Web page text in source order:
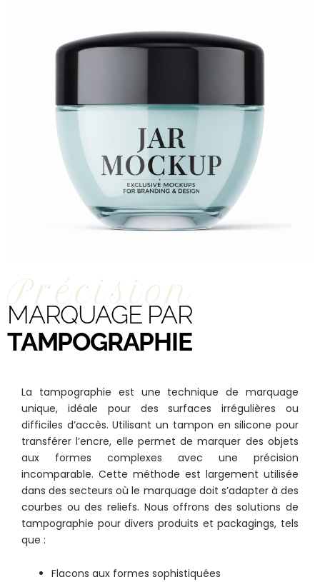
Précision
MARQUAGE PAR
TAMPOGRAPHIE
La tampographie est une technique de marquage
unique, idéale pour des surfaces irrégulières ou
difficiles d’accès. Utilisant un tampon en silicone pour
transférer l’encre, elle permet de marquer des objets
aux formes complexes avec une précision
incomparable. Cette méthode est largement utilisée
dans des secteurs où le marquage doit s’adapter à des
courbes ou des reliefs. Nous offrons des solutions de
tampographie pour divers produits et packagings, tels
que :
Flacons aux formes sophistiquées